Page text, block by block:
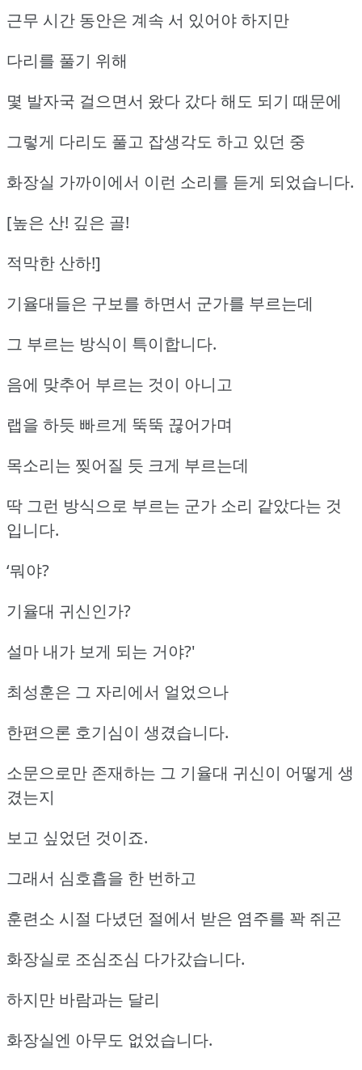
근무 시간 동안은 계속 서 있어야 하지만
다리를 풀기 위해
몇 발자국 걸으면서 왔다 갔다 해도 되기 때문에
그렇게 다리도 풀고 잡생각도 하고 있던 중
화장실 가까이에서 이런 소리를 듣게 되었습니다.
[높은 산! 깊은 골!
적막한 산하!]
기율대들은 구보를 하면서 군가를 부르는데
그 부르는 방식이 특이합니다.
음에 맞추어 부르는 것이 아니고
랩을 하듯 빠르게 뚝뚝 끊어가며
목소리는 찢어질 듯 크게 부르는데
딱 그런 방식으로 부르는 군가 소리 같았다는 것
입니다.
‘뭐야?
기율대 귀신인가?
설마 내가 보게 되는 거야?'
최성훈은 그 자리에서 얼었으나
한편으론 호기심이 생겼습니다.
소문으로만 존재하는 그 기율대 귀신이 어떻게 생
겼는지
보고 싶었던 것이죠.
그래서 심호흡을 한 번하고
훈련소 시절 다녔던 절에서 받은 염주를 꽉 쥐곤
화장실로 조심조심 다가갔습니다.
하지만 바람과는 달리
화장실엔 아무도 없었습니다.